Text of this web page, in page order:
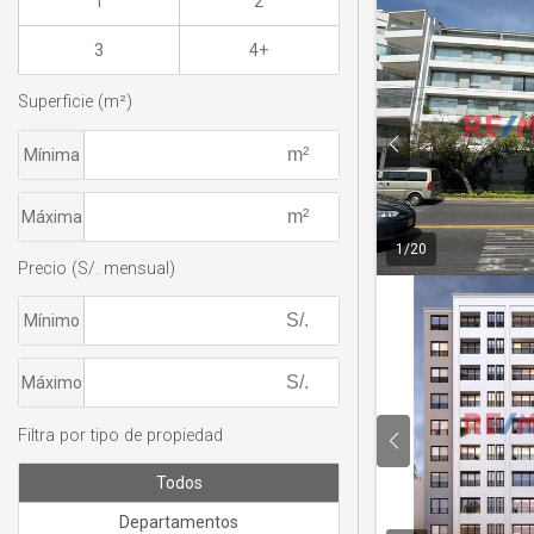
1/20
3 4+
Superficie (m²)
Mínima
Máxima
Precio (S/. mensual)
Mínimo
Máximo
Filtra por tipo de propiedad
Todos
Departamentos